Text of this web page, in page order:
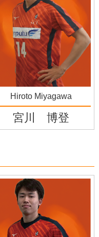
Hiroto Miyagawa
宮川 博登